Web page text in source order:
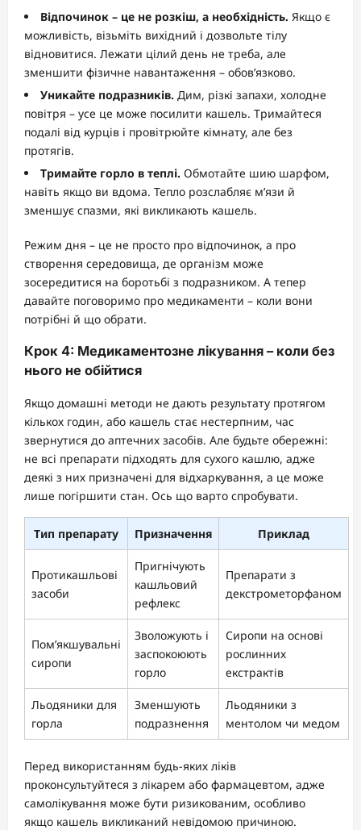
Відпочинок – це не розкіш, а необхідність. Якщо є
можливість, візьміть вихідний і дозвольте тілу
відновитися. Лежати цілий день не треба, але
зменшити фізичне навантаження – обов’язково.
Уникайте подразників. Дим, різкі запахи, холодне
повітря – усе це може посилити кашель. Тримайтеся
подалі від курців і провітрюйте кімнату, але без
протягів.
Тримайте горло в теплі. Обмотайте шию шарфом,
навіть якщо ви вдома. Тепло розслабляє м’язи й
зменшує спазми, які викликають кашель.
Режим дня – це не просто про відпочинок, а про
створення середовища, де організм може
зосередитися на боротьбі з подразником. А тепер
давайте поговоримо про медикаменти – коли вони
потрібні й що обрати.
Крок 4: Медикаментозне лікування – коли без
нього не обійтися
Якщо домашні методи не дають результату протягом
кількох годин, або кашель стає нестерпним, час
звернутися до аптечних засобів. Але будьте обережні:
не всі препарати підходять для сухого кашлю, адже
деякі з них призначені для відхаркування, а це може
лише погіршити стан. Ось що варто спробувати.
Тип препарату Призначення Приклад
Протикашльові
засоби
Пригнічують
кашльовий
рефлекс
Препарати з
декстрометорфаном
Пом’якшувальні
сиропи
Зволожують і
заспокоюють
горло
Сиропи на основі
рослинних
екстрактів
Льодяники для
горла
Зменшують
подразнення
Льодяники з
ментолом чи медом
Перед використанням будь-яких ліків
проконсультуйтеся з лікарем або фармацевтом, адже
самолікування може бути ризикованим, особливо
якщо кашель викликаний невідомою причиною.